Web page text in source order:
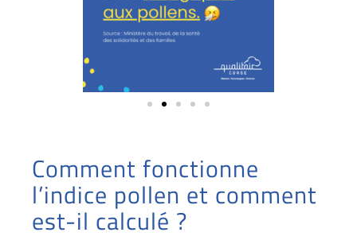
Comment fonctionne
l’indice pollen et comment
est-il calculé ?